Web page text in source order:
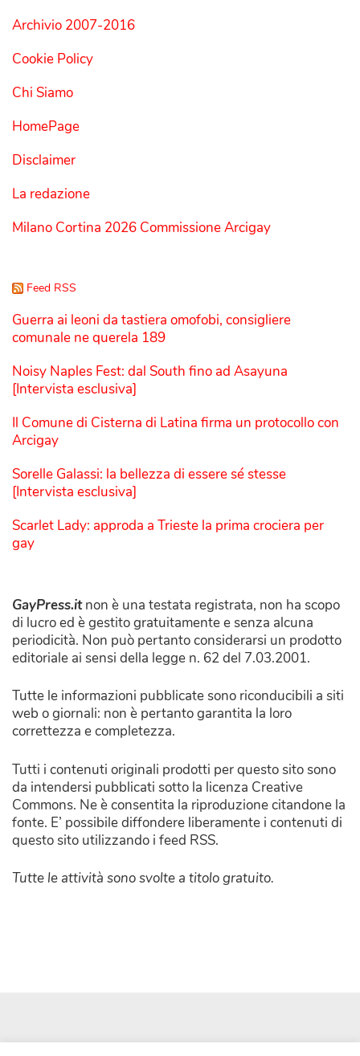
Archivio 2007-2016
Cookie Policy
Chi Siamo
HomePage
Disclaimer
La redazione
Milano Cortina 2026 Commissione Arcigay
Feed RSS
Guerra ai leoni da tastiera omofobi, consigliere
comunale ne querela 189
Noisy Naples Fest: dal South fino ad Asayuna
[Intervista esclusiva]
Il Comune di Cisterna di Latina firma un protocollo con
Arcigay
Sorelle Galassi: la bellezza di essere sé stesse
[Intervista esclusiva]
Scarlet Lady: approda a Trieste la prima crociera per
gay
GayPress.itnon è una testata registrata, non ha scopo
di lucro ed è gestito gratuitamente e senza alcuna
periodicità. Non può pertanto considerarsi un prodotto
editoriale ai sensi della legge n. 62 del 7.03.2001.
Tutte le informazioni pubblicate sono riconducibili a siti
web o giornali: non è pertanto garantita la loro
correttezza e completezza.
Tutti i contenuti originali prodotti per questo sito sono
da intendersi pubblicati sotto la licenza Creative
Commons. Ne è consentita la riproduzione citandone la
fonte. E’ possibile diffondere liberamente i contenuti di
questo sito utilizzando i feed RSS.
Tutte le attività sono svolte a titolo gratuito.